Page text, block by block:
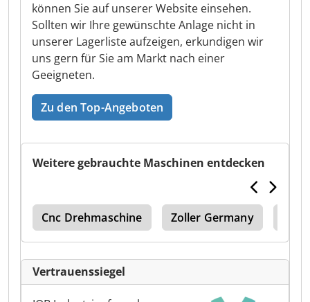
können Sie auf unserer Website einsehen.
Sollten wir Ihre gewünschte Anlage nicht in
unserer Lagerliste aufzeigen, erkundigen wir
uns gern für Sie am Markt nach einer
Geeigneten.
Zu den Top-Angeboten
Weitere gebrauchte Maschinen entdecken
Cnc Drehmaschine Zoller Germany
Vertrauenssiegel